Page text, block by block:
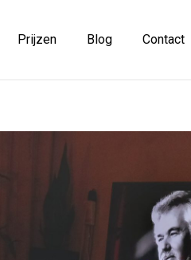
Prijzen Blog Contact